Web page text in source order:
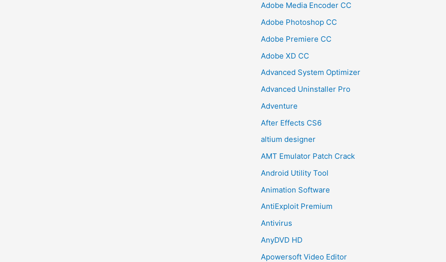
Adobe Media Encoder CC
Adobe Photoshop CC
Adobe Premiere CC
Adobe XD CC
Advanced System Optimizer
Advanced Uninstaller Pro
Adventure
After Effects CS6
altium designer
AMT Emulator Patch Crack
Android Utility Tool
Animation Software
AntiExploit Premium
Antivirus
AnyDVD HD
Apowersoft Video Editor